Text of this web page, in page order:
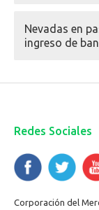
Nevadas en
ingreso de
Redes Sociales
Corporación del